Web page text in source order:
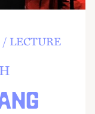
LECTURE
H